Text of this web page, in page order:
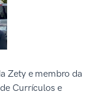
Zety e membro da
Currículos e